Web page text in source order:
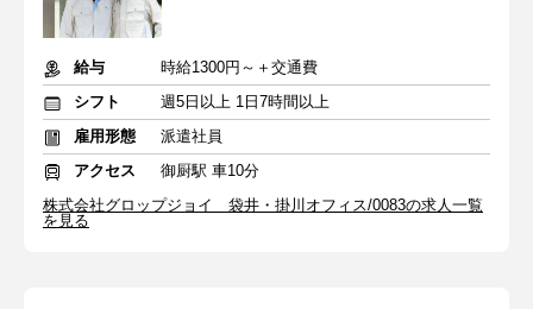
給与
時給1300円～＋交通費
シフト
週5日以上 1日7時間以上
雇用形態
派遣社員
アクセス
御厨駅 車10分
株式会社グロップジョイ 袋井・掛川オフィス/0083の求人一覧
を見る